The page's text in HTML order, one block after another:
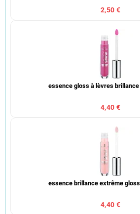
2,50 €
essence gloss à lèvres brillance
4,40 €
essence brillance extrême
4,40 €